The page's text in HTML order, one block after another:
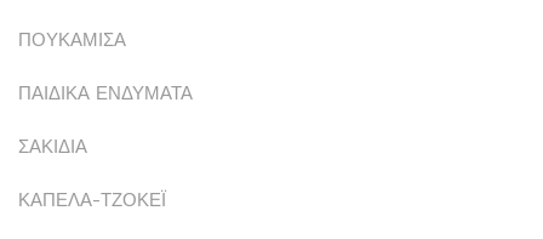
ΠΟΥΚΑΜΙΣΑ
ΠΑΙΔΙΚΑ ΕΝΔΥΜΑΤΑ
ΣΑΚΙΔΙΑ
ΚΑΠΕΛΑ-ΤΖΟΚΕΪ